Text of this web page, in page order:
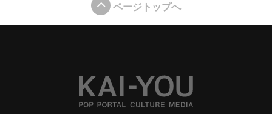
ページトップへ